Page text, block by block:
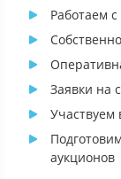
Работаем с
Заявки на
Участвуем
аукционов